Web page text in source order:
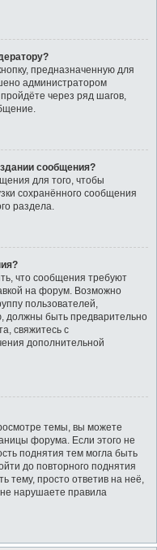
предназначенную для
администратором
через ряд шагов,
сообщения?
для того, чтобы
сохранённого сообщения
раздела.
что сообщения требуют
на форум. Возможно
пользователей,
должны быть предварительно
свяжитесь с
дополнительной
темы, вы можете
форума. Если этого не
поднятия тем могла быть
до повторного поднятия
тему, просто ответив на неё,
нарушаете правила